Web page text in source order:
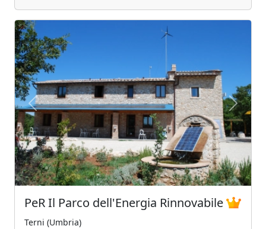
Previous Next
PeR Il Parco dell'Energia Rinnovabile
Terni (Umbria)